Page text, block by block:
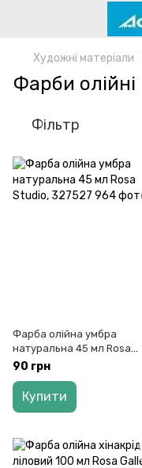
Художні матеріали
Фарби олійні
Фільтр
Фарба олійна умбра
натуральна 45 мл Rosa
Studio, 327527
90 грн
Купити